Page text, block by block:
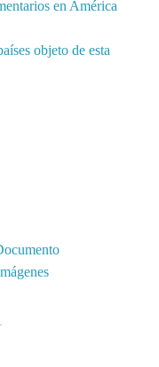
en América
objeto de esta